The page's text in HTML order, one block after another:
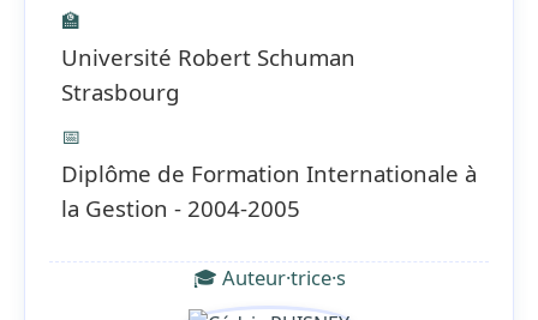
🏫
Université Robert Schuman
Strasbourg
📅
Diplôme de Formation Internationale à
la Gestion - 2004-2005
🎓 Auteur·trice·s